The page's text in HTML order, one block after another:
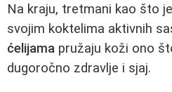
Na kraju, tretmani kao što je
svojim koktelima aktivnih
ćelijama pružaju koži ono
dugoročno zdravlje i sjaj.